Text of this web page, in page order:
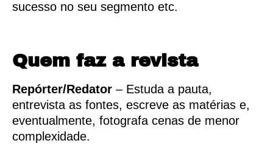
sucesso no seu segmento etc.
Quem faz a revista
Repórter/Redator – Estuda a pauta,
entrevista as fontes, escreve as matérias e,
eventualmente, fotografa cenas de menor
complexidade.